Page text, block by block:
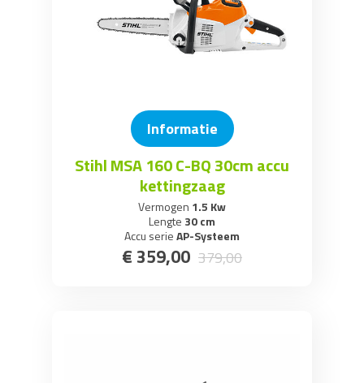
Informatie
Stihl MSA 160 C-BQ 30cm accu
kettingzaag
Vermogen 1.5 Kw
Lengte 30 cm
Accu serieAP-Systeem
€ 359,00 379,00